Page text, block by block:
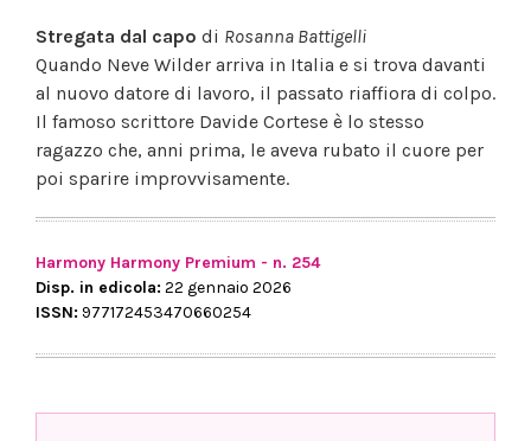
Stregata dal capo di Rosanna Battigelli
Quando Neve Wilder arriva in Italia e si trova davanti
al nuovo datore di lavoro, il passato riaffiora di colpo.
Il famoso scrittore Davide Cortese è lo stesso
ragazzo che, anni prima, le aveva rubato il cuore per
poi sparire improvvisamente.
Harmony Harmony Premium - n. 254
Disp. in edicola: 22 gennaio 2026
ISSN: 977172453470660254